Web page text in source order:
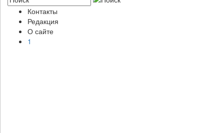
Контакты
Редакция
О сайте
1